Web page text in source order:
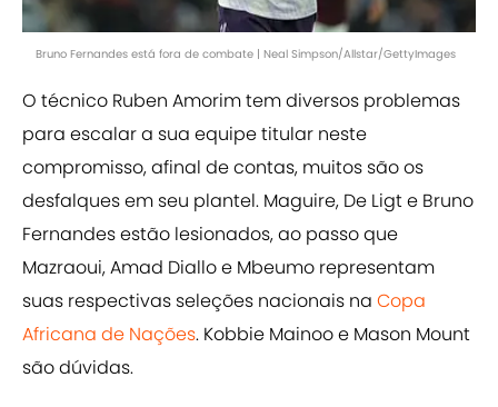
Bruno Fernandes está fora de combate | Neal Simpson/Allstar/GettyImages
O técnico Ruben Amorim tem diversos problemas
para escalar a sua equipe titular neste
compromisso, afinal de contas, muitos são os
desfalques em seu plantel. Maguire, De Ligt e Bruno
Fernandes estão lesionados, ao passo que
Mazraoui, Amad Diallo e Mbeumo representam
suas respectivas seleções nacionais na Copa
Africana de Nações. Kobbie Mainoo e Mason Mount
são dúvidas.